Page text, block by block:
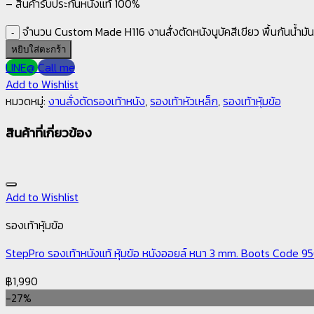
– สินค้ารับประกันหนังแท้ 100%
จำนวน Custom Made H116 งานสั่งตัดหนังนูบัคสีเขียว พื้นกันน้ำมั
หยิบใส่ตะกร้า
LINE@ Call me
Add to Wishlist
หมวดหมู่: งานสั่งตัดรองเท้าหนัง,รองเท้าหัวเหล็ก,รองเท้าหุ้มข้อ
สินค้าที่เกี่ยวข้อง
Add to Wishlist
รองเท้าหุ้มข้อ
StepPro รองเท้าหนังแท้ หุ้มข้อ หนังออยล์ หนา 3 mm. Boots Code
฿1,990
-27%